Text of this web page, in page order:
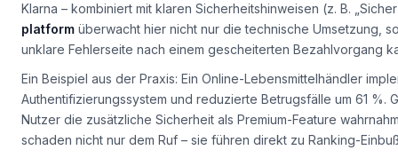
dabei nur die Basis. Entscheidend ist die nahtlose Integration
Klarna – kombiniert mit klaren Sicherheitshinweisen (z. B.
platformüberwacht hier nicht nur die technische Umsetzung,
unklare Fehlerseite nach einem gescheiterten Bezahlvorgang
Ein Beispiel aus der Praxis: Ein Online-Lebensmittelhändler
Authentifizierungssystem und reduzierte Betrugsfälle um 61 %.
Nutzer die zusätzliche Sicherheit als Premium-Feature